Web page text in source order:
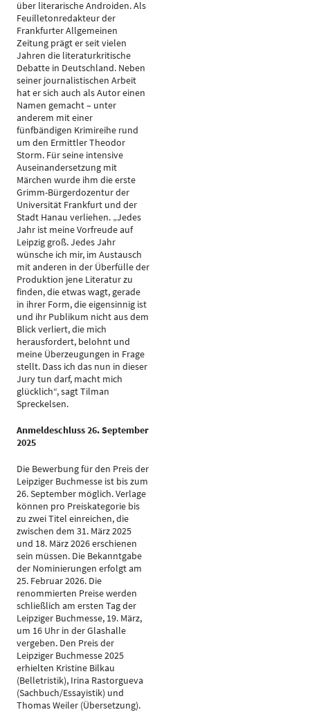
über literarische Androiden. Als
Feuilletonredakteur der
Frankfurter Allgemeinen
Zeitung prägt er seit vielen
Jahren die literaturkritische
Debatte in Deutschland. Neben
seiner journalistischen Arbeit
hat er sich auch als Autor einen
Namen gemacht – unter
anderem mit einer
fünfbändigen Krimireihe rund
um den Ermittler Theodor
Storm. Für seine intensive
Auseinandersetzung mit
Märchen wurde ihm die erste
Grimm-Bürgerdozentur der
Universität Frankfurt und der
Stadt Hanau verliehen. „Jedes
Jahr ist meine Vorfreude auf
Leipzig groß. Jedes Jahr
wünsche ich mir, im Austausch
mit anderen in der Überfülle der
Produktion jene Literatur zu
finden, die etwas wagt, gerade
in ihrer Form, die eigensinnig ist
und ihr Publikum nicht aus dem
Blick verliert, die mich
herausfordert, belohnt und
meine Überzeugungen in Frage
stellt. Dass ich das nun in dieser
Jury tun darf, macht mich
glücklich“, sagt Tilman
Spreckelsen.
Anmeldeschluss 26. September
2025
Die Bewerbung für den Preis der
Leipziger Buchmesse ist bis zum
26. September möglich. Verlage
können pro Preiskategorie bis
zu zwei Titel einreichen, die
zwischen dem 31. März 2025
und 18. März 2026 erschienen
sein müssen. Die Bekanntgabe
der Nominierungen erfolgt am
25. Februar 2026. Die
renommierten Preise werden
schließlich am ersten Tag der
Leipziger Buchmesse, 19. März,
um 16 Uhr in der Glashalle
vergeben. Den Preis der
Leipziger Buchmesse 2025
erhielten Kristine Bilkau
(Belletristik), Irina Rastorgueva
(Sachbuch/Essayistik) und
Thomas Weiler (Übersetzung).